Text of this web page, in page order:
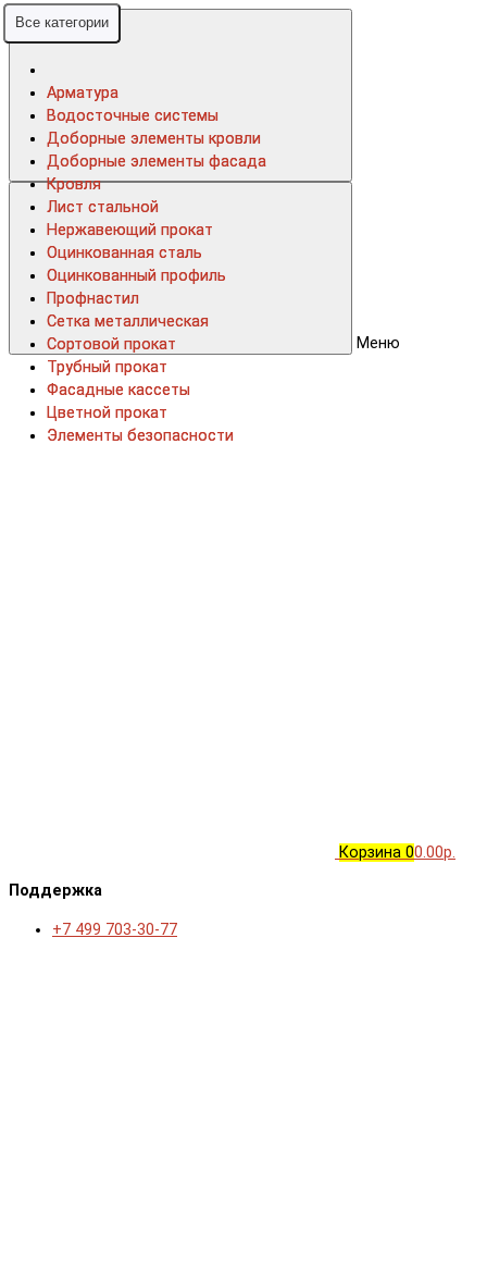
Меню
Корзина 00.00р.
Поддержка
+7 499 703-30-77
Все категории
Арматура
Водосточные системы
Доборные элементы кровли
Доборные элементы фасада
Кровля
Лист стальной
Нержавеющий прокат
Оцинкованная сталь
Оцинкованный профиль
Профнастил
Сетка металлическая
Сортовой прокат
Трубный прокат
Фасадные кассеты
Цветной прокат
Элементы безопасности
Все категории
Арматура
Водосточные системы
Доборные элементы кровли
Доборные элементы фасада
Кровля
Лист стальной
Нержавеющий прокат
Оцинкованная сталь
Оцинкованный профиль
Профнастил
Сетка металлическая
Сортовой прокат
Трубный прокат
Фасадные кассеты
Цветной прокат
Элементы безопасности